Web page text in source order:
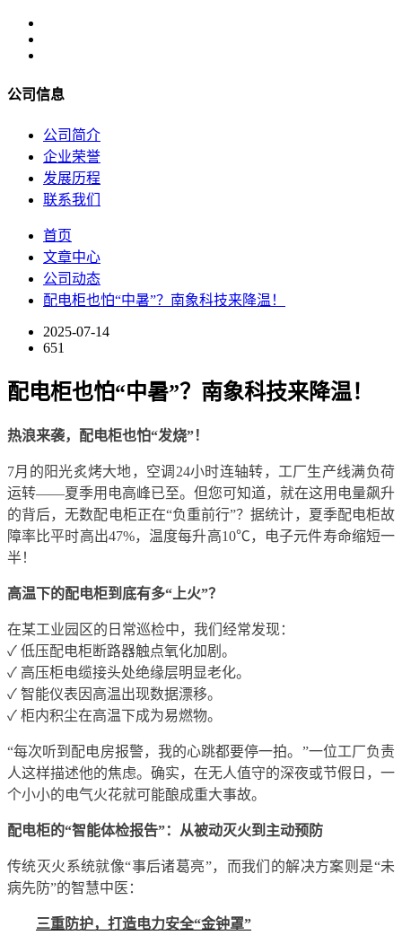
公司信息
公司简介
企业荣誉
发展历程
联系我们
首页
文章中心
公司动态
配电柜也怕“中暑”？南象科技来降温！
2025-07-14
651
配电柜也怕“中暑”？南象科技来降温！
热浪来袭，配电柜也怕“发烧”！
7月的阳光炙烤大地，空调24小时连轴转，工厂生产线满负荷
运转——夏季用电高峰已至。但您可知道，就在这用电量飙升
的背后，无数配电柜正在“负重前行”？据统计，夏季配电柜故
障率比平时高出47%，温度每升高10℃，电子元件寿命缩短一
半！
高温下的配电柜到底有多“ 上火”？
在某工业园区的日常巡检中，我们经常发现：
✓ 低压配电柜断路器触点氧化加剧 。
✓ 高压柜电缆接头处绝缘层明显老化。
✓ 智能仪表因高温出现数据漂移。
✓ 柜内积尘在高温下成为易燃物。
“每次听到配电房报警，我的心跳都要停一拍。 ”一位工厂负责
人这样描述他的焦虑。确实，在无人值守的深夜或节假日，一
个小小的电气火花就可能酿成重大事故。
配电柜的“智能体检报告”：从被动灭火到主动预防
传统灭火系统就像“事后诸葛亮”，而我们的解决方案则是“未
病先防”的智慧中医：
三重防护，打造电力安全“金钟罩”